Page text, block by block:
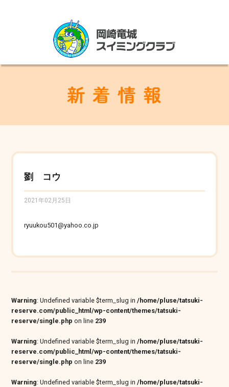
劉 コウ
2021年02月25日
ryuukou501@yahoo.co.jp
Warning: Undefined variable $term_slug in/home/pluse/tatsuki-
reserve.com/public_html/wp-content/themes/tatsuki-
reserve/single.php on line 239
Warning: Undefined variable $term_slug in/home/pluse/tatsuki-
reserve.com/public_html/wp-content/themes/tatsuki-
reserve/single.php on line 239
Warning: Undefined variable $term_slug in/home/pluse/tatsuki-